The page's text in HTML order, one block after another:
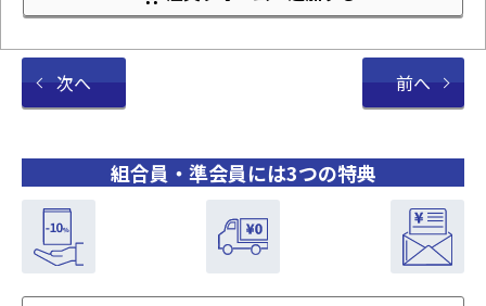
組合員・準会員には3つの特典
次へ 前へ